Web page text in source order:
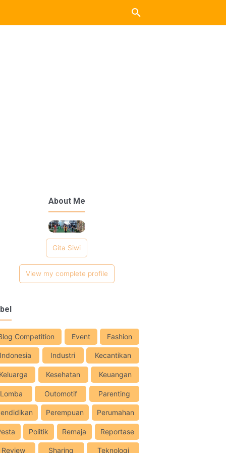
About Me
Gita Siwi
View my complete profile
Competition Event Fashion
Indonesia Industri Kecantikan
Keluarga Kesehatan Keuangan
Lomba Outomotif Parenting
Perempuan Perumahan
Politik Remaja Reportase
Review Sharing Teknologi